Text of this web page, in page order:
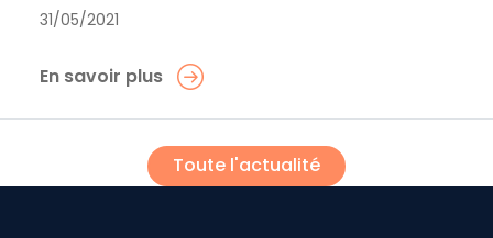
31/05/2021
En savoir plus
Toute l'actualité